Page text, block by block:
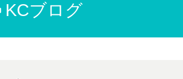
KCブログ